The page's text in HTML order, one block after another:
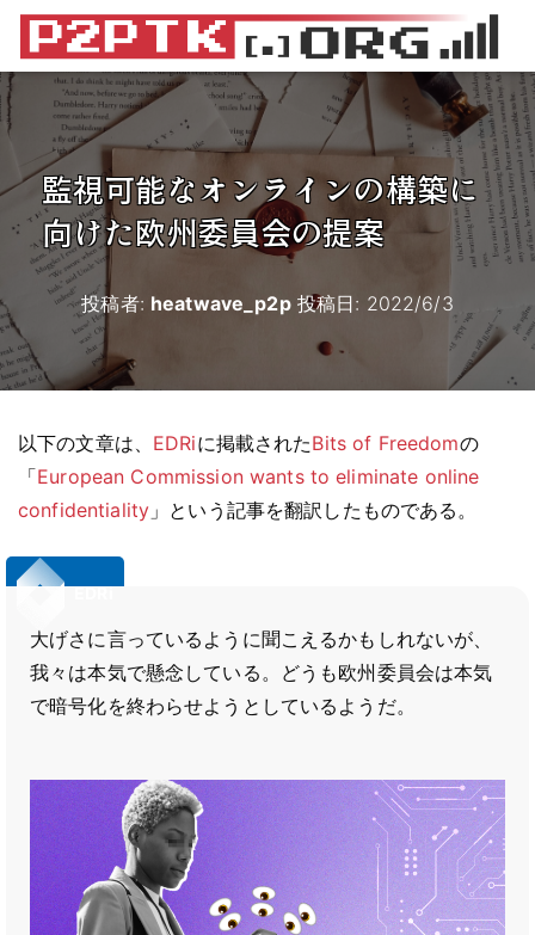
監視可能なオンラインの構築に
向けた欧州委員会の提案
投稿者: heatwave_p2p投稿日: 2022/6/3
以下の文章は、 EDRiに掲載されたBits of Freedomの
「European Commission wants to eliminate online
confidentiality 」という記事を翻訳したものである。
EDRi
大げさに言っているように聞こえるかもしれないが、
我々は本気で懸念している。どうも欧州委員会は本気
で暗号化を終わらせようとしているようだ。